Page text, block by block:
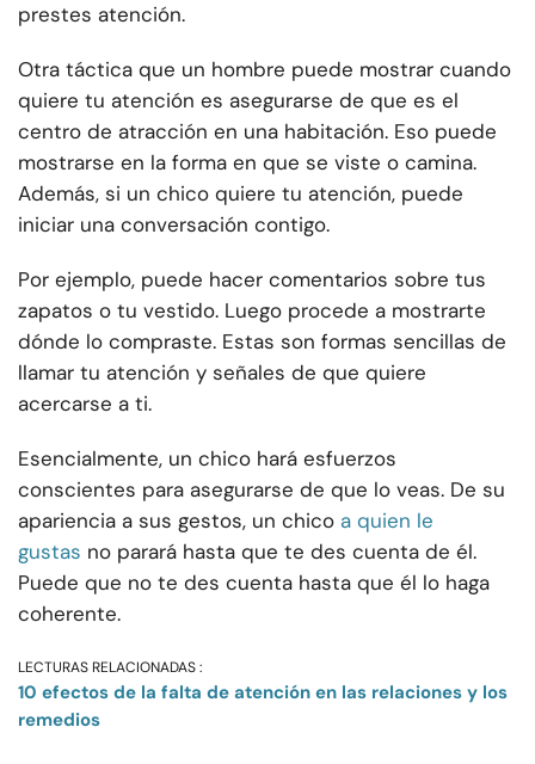
prestes atención.
Otra táctica que un hombre puede mostrar cuando
quiere tu atención es asegurarse de que es el
centro de atracción en una habitación. Eso puede
mostrarse en la forma en que se viste o camina.
Además, si un chico quiere tu atención, puede
iniciar una conversación contigo.
Por ejemplo, puede hacer comentarios sobre tus
zapatos o tu vestido. Luego procede a mostrarte
dónde lo compraste. Estas son formas sencillas de
llamar tu atención y señales de que quiere
acercarse a ti.
Esencialmente, un chico hará esfuerzos
conscientes para asegurarse de que lo veas. De su
apariencia a sus gestos, un chico a quien le
gustas no parará hasta que te des cuenta de él.
Puede que no te des cuenta hasta que él lo haga
coherente.
LECTURAS RELACIONADAS :
10 efectos de la falta de atención en las relaciones y los
remedios